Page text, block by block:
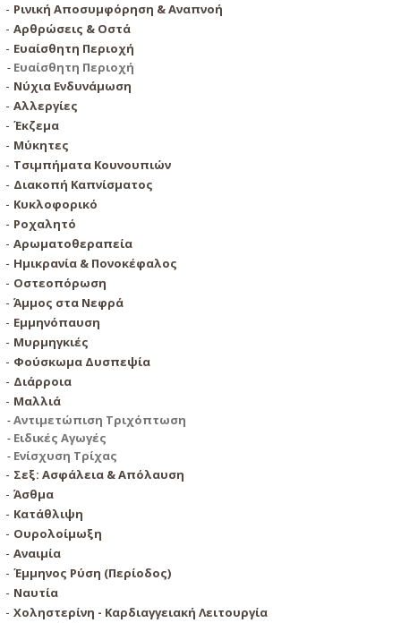
Ρινική Αποσυμφόρηση & Αναπνοή
Αρθρώσεις & Οστά
Ευαίσθητη Περιοχή
Ευαίσθητη Περιοχή
Νύχια Ενδυνάμωση
Αλλεργίες
Έκζεμα
Μύκητες
Τσιμπήματα Κουνουπιών
Διακοπή Καπνίσματος
Κυκλοφορικό
Ροχαλητό
Αρωματοθεραπεία
Ημικρανία & Πονοκέφαλος
Οστεοπόρωση
Άμμος στα Νεφρά
Εμμηνόπαυση
Μυρμηγκιές
Φούσκωμα Δυσπεψία
Διάρροια
Μαλλιά
Aντιμετώπιση Τριχόπτωση
Ειδικές Αγωγές
Ενίσχυση Τρίχας
Σεξ: Ασφάλεια & Απόλαυση
Άσθμα
Κατάθλιψη
Ουρολοίμωξη
Αναιμία
Έµµηνος Ρύση (Περίοδος)
Ναυτία
Χοληστερίνη - Καρδιαγγειακή Λειτουργία